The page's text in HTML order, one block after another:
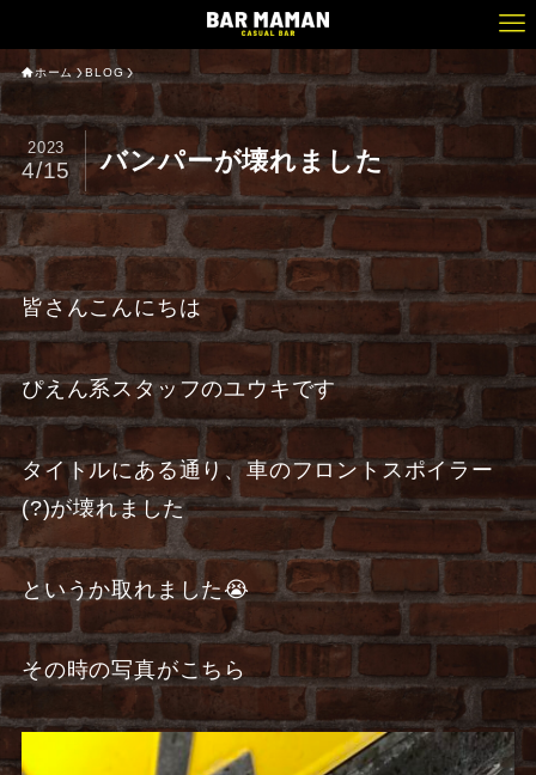
ホーム BLOG
バンパーが壊れました
2023
4/15
皆さんこんにちは
ぴえん系スタッフのユウキです
タイトルにある通り、車のフロントスポイラー
(?)が壊れました
というか取れました😭
その時の写真がこちら